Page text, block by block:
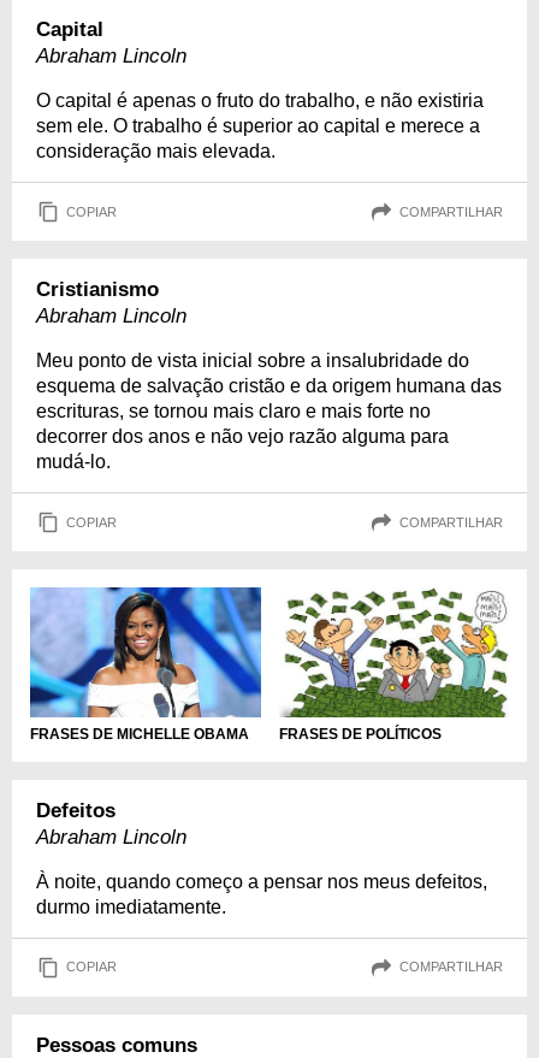
Capital
Abraham Lincoln
O capital é apenas o fruto do trabalho, e não existiria
sem ele. O trabalho é superior ao capital e merece a
consideração mais elevada.
COPIAR COMPARTILHAR
Cristianismo
Abraham Lincoln
Meu ponto de vista inicial sobre a insalubridade do
esquema de salvação cristão e da origem humana das
escrituras, se tornou mais claro e mais forte no
decorrer dos anos e não vejo razão alguma para
mudá-lo.
COPIAR COMPARTILHAR
FRASES DE MICHELLE OBAMA FRASES DE POLÍTICOS
Defeitos
Abraham Lincoln
À noite, quando começo a pensar nos meus defeitos,
durmo imediatamente.
COPIAR COMPARTILHAR
Pessoas comuns